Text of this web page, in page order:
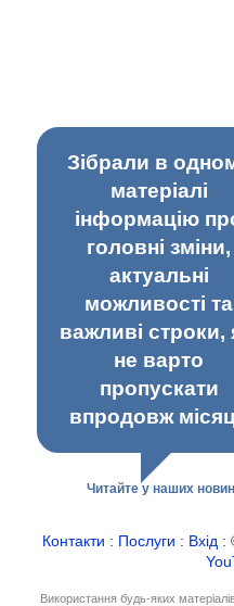
Зібрали в
матеріалі
інформацію
головні зміни,
актуальні
можливості та
важливі строки,
не варто
пропускати
впродовж
Читайте у наших
Контакти : Послуги : Вхід :
Використання будь-яких